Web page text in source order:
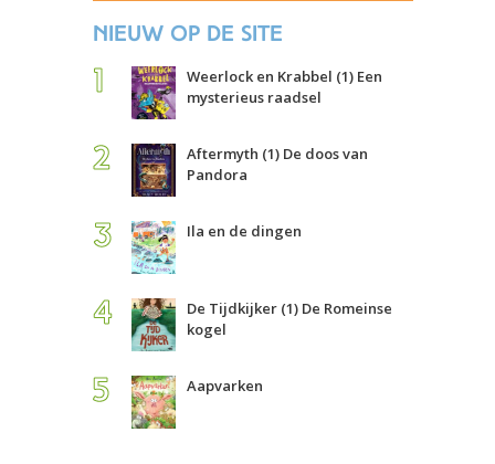
Nieuw op de site
Weerlock en Krabbel (1) Een
mysterieus raadsel
Aftermyth (1) De doos van
Pandora
Ila en de dingen
De Tijdkijker (1) De Romeinse
kogel
Aapvarken